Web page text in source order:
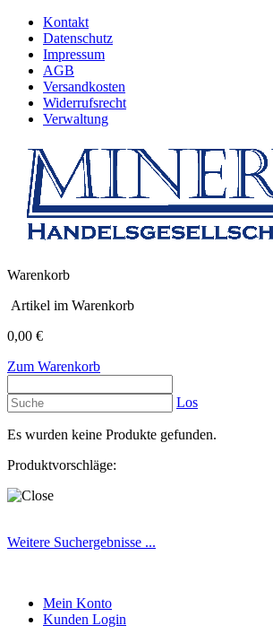
Kontakt
Datenschutz
Impressum
AGB
Versandkosten
Widerrufsrecht
Verwaltung
Warenkorb
Artikel im Warenkorb
0,00 €
Zum Warenkorb
Los
Es wurden keine Produkte gefunden.
Produktvorschläge:
Weitere Suchergebnisse ...
Mein Konto
Kunden Login